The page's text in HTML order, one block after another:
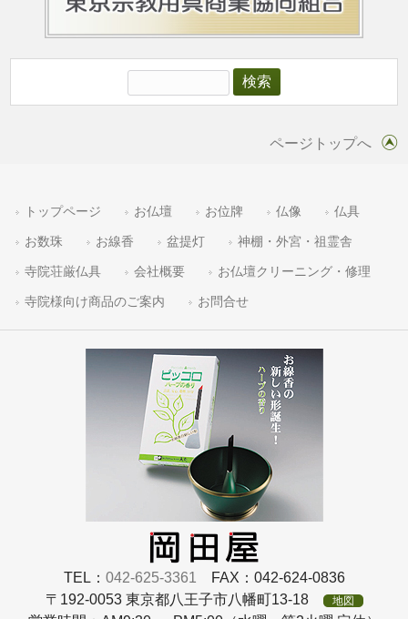
ページトップへ
トップページ お仏壇 お位牌 仏像 仏具
お数珠 お線香 盆提灯 神棚・外宮・祖霊舎
寺院荘厳仏具 会社概要 お仏壇クリーニング・修理
寺院様向け商品のご案内 お問合せ
TEL： 042-625-3361 FAX：042-624-0836
〒192-0053 東京都八王子市八幡町13-18
地図